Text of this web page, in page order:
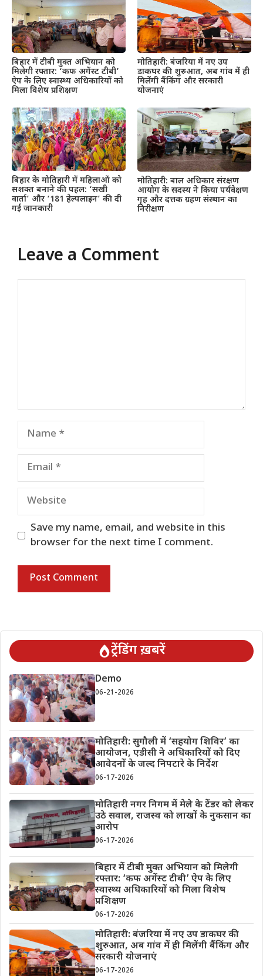
बिहार में टीबी मुक्त अभियान को
मिलेगी रफ्तार: ‘कफ अगेंस्ट टीबी’
ऐप के लिए स्वास्थ्य अधिकारियों को
मिला विशेष प्रशिक्षण
मोतिहारी: बंजरिया में नए उप
डाकघर की शुरुआत, अब गांव में ही
मिलेंगी बैंकिंग और सरकारी
योजनाएं
बिहार के मोतिहारी में महिलाओं को
सशक्त बनाने की पहल: ‘सखी
वार्ता’ और ‘181 हेल्पलाइन’ की दी
गई जानकारी
मोतिहारी: बाल अधिकार संरक्षण
आयोग के सदस्य ने किया पर्यवेक्षण
गृह और दत्तक ग्रहण संस्थान का
निरीक्षण
Leave a Comment
Name
Email
Website
Save my name, email, and website in this
browser for the next time I comment.
ट्रेंडिंग ख़बरें
Demo
06-21-2026
मोतिहारी: सुगौली में ‘सहयोग शिविर’ का
आयोजन, एडीसी ने अधिकारियों को दिए
आवेदनों के जल्द निपटारे के निर्देश
06-17-2026
मोतिहारी नगर निगम में मेले के टेंडर को लेकर
उठे सवाल, राजस्व को लाखों के नुकसान का
आरोप
06-17-2026
बिहार में टीबी मुक्त अभियान को मिलेगी
रफ्तार: ‘कफ अगेंस्ट टीबी’ ऐप के लिए
स्वास्थ्य अधिकारियों को मिला विशेष
प्रशिक्षण
06-17-2026
मोतिहारी: बंजरिया में नए उप डाकघर की
शुरुआत, अब गांव में ही मिलेंगी बैंकिंग और
सरकारी योजनाएं
06-17-2026